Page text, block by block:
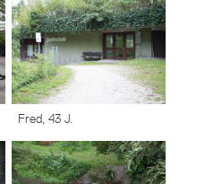
Fred, 43 J.